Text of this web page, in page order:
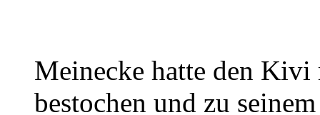
Meinecke hatte den
bestochen und zu